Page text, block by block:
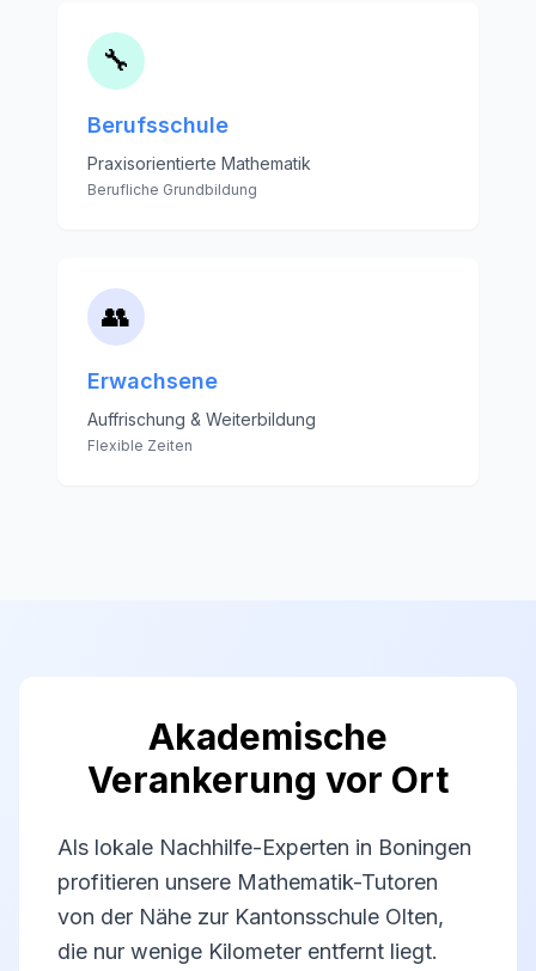
🔧
Berufsschule
Praxisorientierte Mathematik
Berufliche Grundbildung
👥
Erwachsene
Auffrischung & Weiterbildung
Flexible Zeiten
Akademische
Verankerung vor Ort
Als lokale Nachhilfe-Experten in Boningen
profitieren unsere Mathematik-Tutoren
von der Nähe zur Kantonsschule Olten,
die nur wenige Kilometer entfernt liegt.